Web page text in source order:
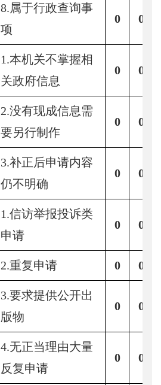
8.属于行政查询事
项
0 0
1.本机关不掌握相
关政府信息
0 0
2.没有现成信息需
要另行制作
0 0
3.补正后申请内容
仍不明确
0 0
1.信访举报投诉类
申请
0 0
2.重复申请 0 0
3.要求提供公开出
版物
0 0
4.无正当理由大量
反复申请
0 0